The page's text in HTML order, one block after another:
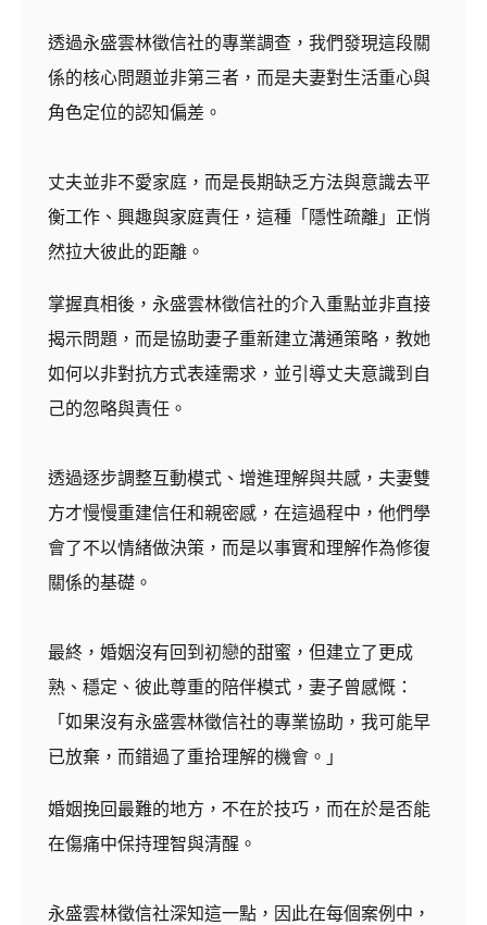
透過永盛雲林徵信社的專業調查，我們發現這段關
係的核心問題並非第三者，而是夫妻對生活重心與
角色定位的認知偏差。
丈夫並非不愛家庭，而是長期缺乏方法與意識去平
衡工作、興趣與家庭責任，這種「隱性疏離」正悄
然拉大彼此的距離。
掌握真相後，永盛雲林徵信社的介入重點並非直接
揭示問題，而是協助妻子重新建立溝通策略，教她
如何以非對抗方式表達需求，並引導丈夫意識到自
己的忽略與責任。
透過逐步調整互動模式、增進理解與共感，夫妻雙
方才慢慢重建信任和親密感，在這過程中，他們學
會了不以情緒做決策，而是以事實和理解作為修復
關係的基礎。
最終，婚姻沒有回到初戀的甜蜜，但建立了更成
熟、穩定、彼此尊重的陪伴模式，妻子曾感慨：
「如果沒有永盛雲林徵信社的專業協助，我可能早
已放棄，而錯過了重拾理解的機會。」
婚姻挽回最難的地方，不在於技巧，而在於是否能
在傷痛中保持理智與清醒。
永盛雲林徵信社深知這一點，因此在每個案例中，